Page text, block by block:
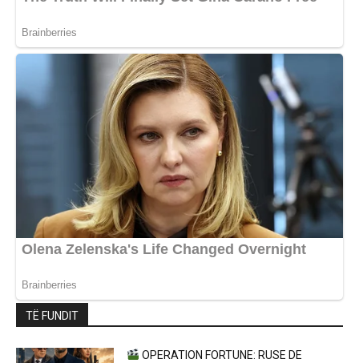
TË FUNDIT
OPERATION FORTUNE: RUSE DE